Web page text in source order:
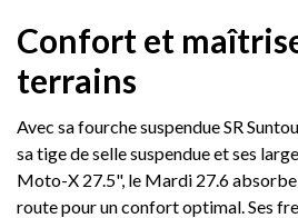
Confort et
terrains
Avec sa fourche suspendue SR
sa tige de selle suspendue et ses
Moto-X 27.5", le Mardi 27.6
route pour un confort optimal. Ses